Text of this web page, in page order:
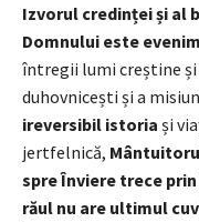
Izvorul credinței și al
Domnului este
întregii lumi creștine
duhovnicești și a
ireversibil istoria și
jertfelnică,
spre Înviere trece
răul nu are ultimul